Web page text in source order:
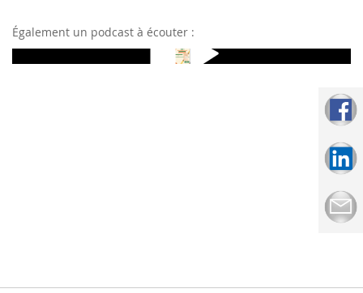
Également un podcast à écouter :